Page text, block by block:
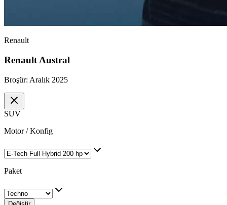
Renault
Renault Austral
Broşür: Aralık 2025
SUV
Motor / Konfig
Paket